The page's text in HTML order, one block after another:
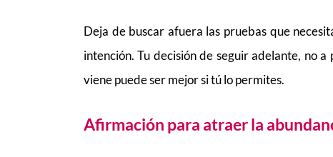
Deja de buscar afuera las pruebas que
intención. Tu decisión de seguir adelante, no
viene puede ser mejor si tú lo permites.
Afirmación para atraer la